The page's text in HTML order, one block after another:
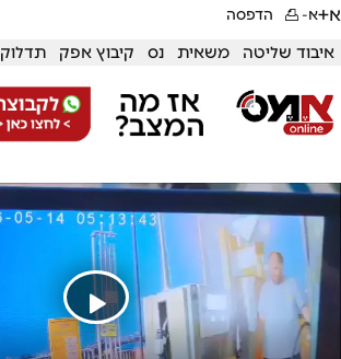
א+א- הדפסה
איבוד שליטה משאית נס קיבוץ אפק תדלוק